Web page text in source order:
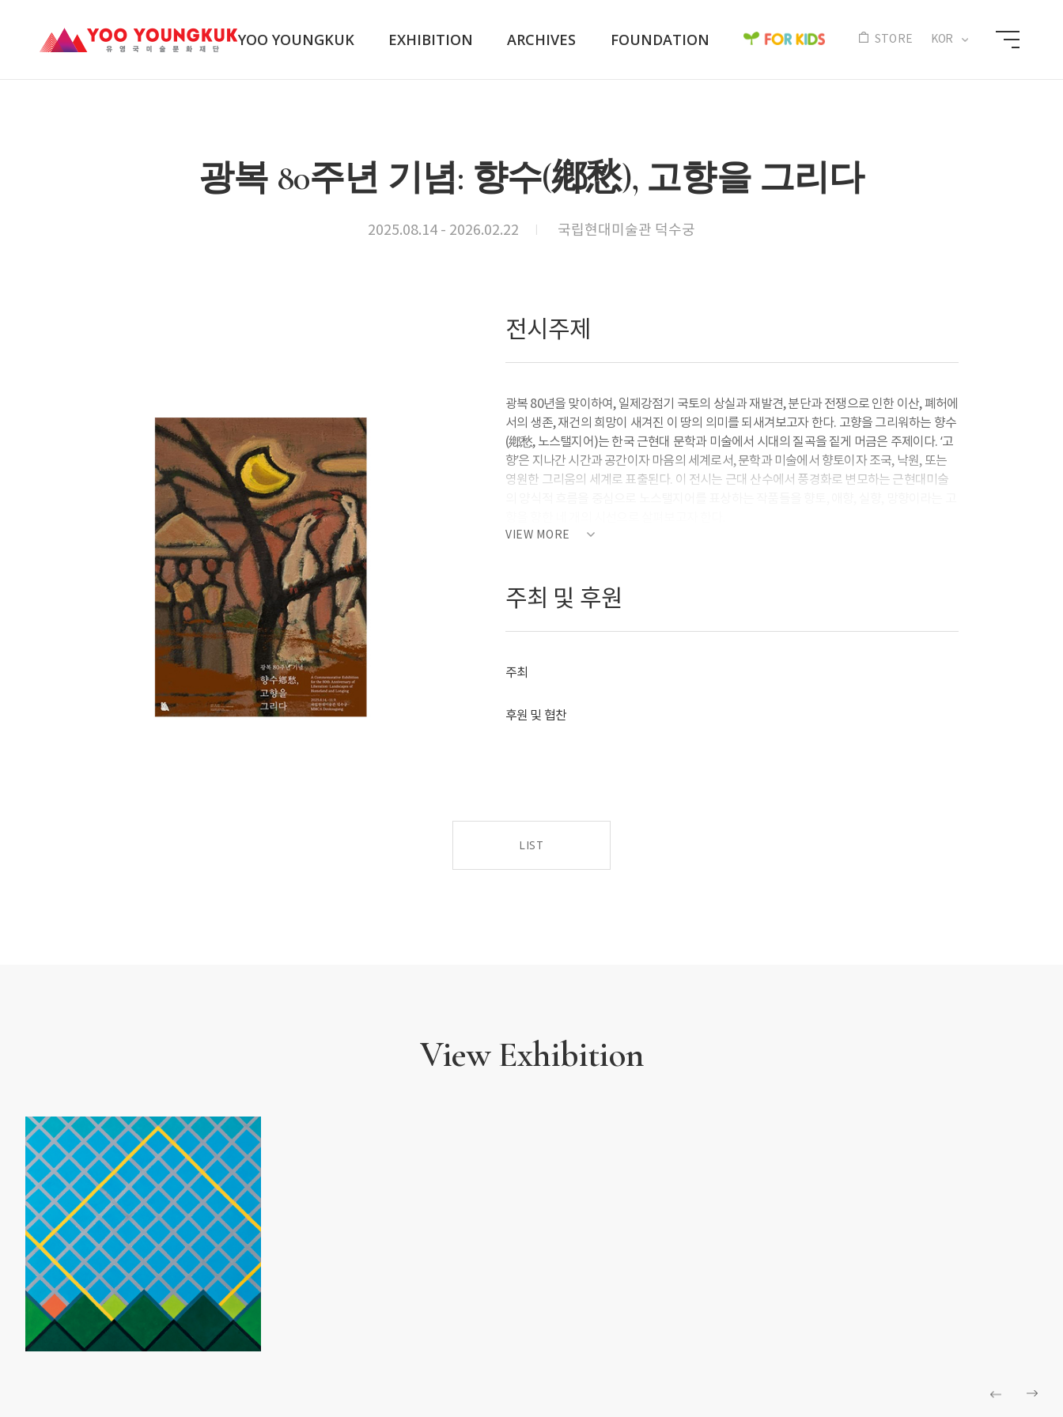
YOO YOUNGKUK EXHIBITION ARCHIVES FOUNDATION STORE KOR
광복 80주년 기념: 향수(鄕愁), 고향을 그리다
2025.08.14 - 2026.02.22 국립현대미술관 덕수궁
전시주제
광복 80년을 맞이하여, 일제강점기 국토의 상실과 재발견, 분단과 전쟁으로 인한 이산, 폐허에
서의 생존, 재건의 희망이 새겨진 이 땅의 의미를 되새겨보고자 한다. 고향을 그리워하는 향수
(鄕愁, 노스탤지어)는 한국 근현대 문학과 미술에서 시대의 질곡을 짙게 머금은 주제이다. ‘고
향’은 지나간 시간과 공간이자 마음의 세계로서, 문학과 미술에서 향토이자 조국, 낙원, 또는
영원한 그리움의 세계로 표출된다. 이 전시는 근대 산수에서 풍경화로 변모하는 근현대미술
VIEW MORE
주최 및 후원
주최
후원 및 협찬
LIST
View Exhibition